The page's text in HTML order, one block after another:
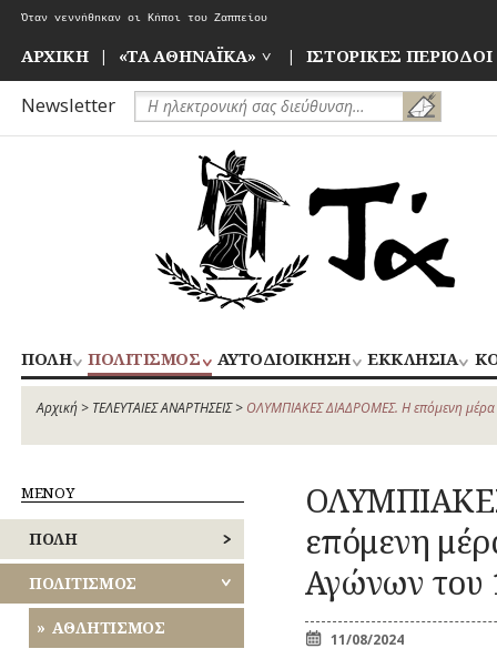
SkipΌταν γεννήθηκαν οι Κήποι του Ζαππείου
ΑΡΧΙΚΗ «ΤΑ ΑΘΗΝΑΪΚΑ» ΙΣΤΟΡΙΚΕΣ ΠΕΡΙΟΔΟΙ
Newsletter
ΠΟΛΗ
ΑΠΟΧΕΤΕΥΣΗ
ΑΡΧΙΤΕΚΤΟΝΙΚΗ
ΔΡΟΜΟΙ
ΕΞΟΧΕΣ-
ΚΟΙΝΟΧΡΗΣΤΟΙ
ΧΩΡΟΙ
ΚΤΙΡΙΑ
ΛΟΦΟΙ
ΜΝΗΜΕΙΑ
ΠΟΛΙΤΙΣΜΟΣ
ΑΘΛΗΤΙΣΜΟΣ
ΓΛΥΠΤΙΚΗ
ΖΩΓΡΑΦΙΚΗ
ΚΟΜΙΚΣ
ΣΚΙΤΣΑ
(ΓΕΛΟΙΟΓΡΑΦΙΕΣ)
ΛΟΓΟΤΕΧΝΙΑ
–
ΠΟΙΗΣΗ
ΑΥΤΟΔΙΟΙΚΗΣΗ
ΚΕΝΤΡΙΚΟΣ
ΤΟΜΕΑΣ
ΑΘΗΝΩΝ
ΑΝΑΤΟΛΙΚΗΣ
ΑΤΤΙΚΗΣ
ΕΚΚΛΗΣΙΑ
ΝΑΟΙ
–
ΕΟΡΤΕΣ
ΞΩΚΚΛΗΣΙΑ
ΒΙΟΣ
Λατρεία
Αρχική > ΤΕΛΕΥΤΑΙΕΣ ΑΝΑΡΤΗΣΕΙΣ> ΟΛΥΜΠΙΑΚΕΣ ΔΙΑΔΡΟΜΕΣ. Η επόμενη
ΜΕΝΟΥ
ΠΟΛΗ
ΑΠΟΧΕΤΕΥΣΗ
ΑΡΧΙΤΕΚΤΟΝΙΚΗ
ΠΟΛΙΤΙΣΜΟΣ
ΑΘΛΗΤΙΣΜΟΣ
επόμενη
Αγώνων του
11/08/2024